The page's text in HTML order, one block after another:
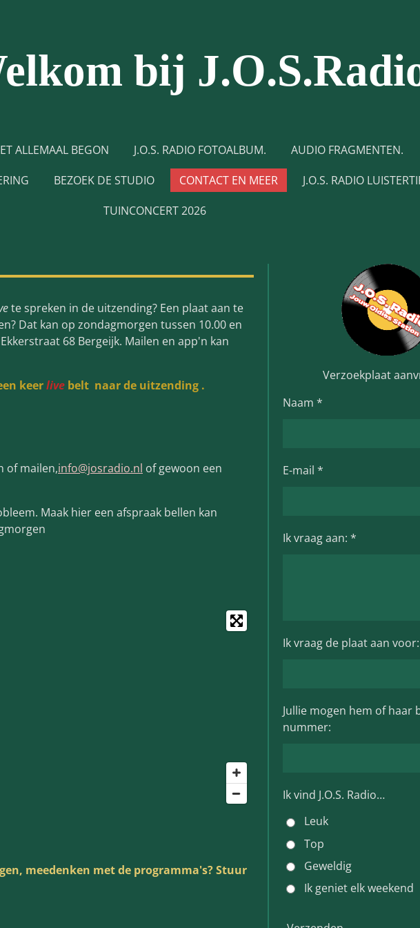
bij
ALLEMAAL BEGON J.O.S. RADIO FOTOALBUM.
AUDIO FRAGMENTEN.
BEZOEK DE STUDIO CONTACT EN MEER
J.O.S. RADIO
TUINCONCERT 2026
te spreken in de uitzending? Een plaat aan te
Dat kan op zondagmorgen tussen 10.00 en
68 Bergeijk. Mailen en app'n kan
keerlive belt naar de uitzending .
of mailen,info@josradio.nl of gewoon een
Maak hier een afspraak bellen kan
meedenken met de programma's? Stuur
Verzoekplaat
Naam *
E-mail *
Ik vraag aan: *
Ik vraag de plaat aan
Jullie mogen hem of haar
nummer:
Ik vind J.O.S. Radio…
Leuk
Top
Geweldig
Ik geniet elk weekend